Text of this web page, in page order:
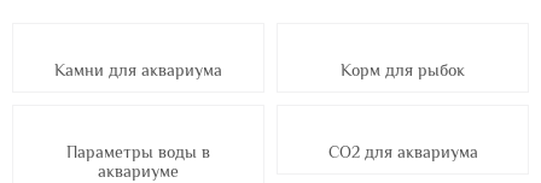
Камни для аквариума Корм для рыбок
Параметры воды в
аквариуме
СО2 для аквариума